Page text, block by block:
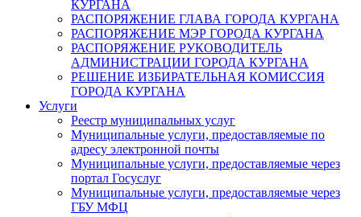
КУРГАНА
РАСПОРЯЖЕНИЕ ГЛАВА ГОРОДА КУРГАНА
РАСПОРЯЖЕНИЕ МЭР ГОРОДА КУРГАНА
РАСПОРЯЖЕНИЕ РУКОВОДИТЕЛЬ
АДМИНИСТРАЦИИ ГОРОДА КУРГАНА
РЕШЕНИЕ ИЗБИРАТЕЛЬНАЯ КОМИССИЯ
ГОРОДА КУРГАНА
Услуги
Реестр муниципальных услуг
Муниципальные услуги, предоставляемые по
адресу электронной почты
Муниципальные услуги, предоставляемые через
портал Госуслуг
Муниципальные услуги, предоставляемые через
ГБУ МФЦ